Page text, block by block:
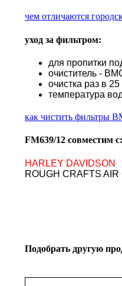
чем отличаются
уход за фильтром:
для пропитки
очиститель -
очистка раз в
температура
как чистить фильтры
FM639/12 совместим с:
HARLEY DAVIDSON
ROUGH CRAFTS
Подобрать другую